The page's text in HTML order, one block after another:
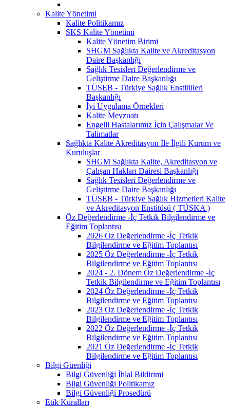
Kalite Yönetimi
Kalite Politikamız
SKS Kalite Yönetimi
Kalite Yönetim Birimi
SHGM Sağlıkta Kalite ve Akreditasyon
Daire Başkanlığı
Sağlık Tesisleri Değerlendirme ve
Geliştirme Daire Başkanlığı
TÜSEB - Türkiye Sağlık Enstitüleri
Başkanlığı
İyi Uygulama Örnekleri
Kalite Mevzuatı
Engelli Hastalarımız İçin Çalışmalar Ve
Talimatlar
Sağlıkta Kalite Akreditasyon İle İlgili Kurum ve
Kuruluşlar
SHGM Sağlıkta Kalite, Akreditasyon ve
Çalışan Hakları Dairesi Başkanlığı
Sağlık Tesisleri Değerlendirme ve
Geliştirme Daire Başkanlığı
TÜSEB - Türkiye Sağlık Hizmetleri Kalite
ve Akreditasyon Enstitüsü ( TÜSKA )
Öz Değerlendirme -İç Tetkik Bilgilendirme ve
Eğitim Toplantısı
2026 Öz Değerlendirme -İç Tetkik
Bilgilendirme ve Eğitim Toplantısı
2025 Öz Değerlendirme -İç Tetkik
Bilgilendirme ve Eğitim Toplantısı
2024 - 2. Dönem Öz Değerlendirme -İç
Tetkik Bilgilendirme ve Eğitim Toplantısı
2024 Öz Değerlendirme -İç Tetkik
Bilgilendirme ve Eğitim Toplantısı
2023 Öz Değerlendirme -İç Tetkik
Bilgilendirme ve Eğitim Toplantısı
2022 Öz Değerlendirme -İç Tetkik
Bilgilendirme ve Eğitim Toplantısı
2021 Öz Değerlendirme -İç Tetkik
Bilgilendirme ve Eğitim Toplantısı
Bilgi Güenliği
Bilgi Güvenliği İhlal Bildirimi
Bilgi Güvenliği Politikamız
Bilgi Güvenliği Prosedürü
Etik Kuralları